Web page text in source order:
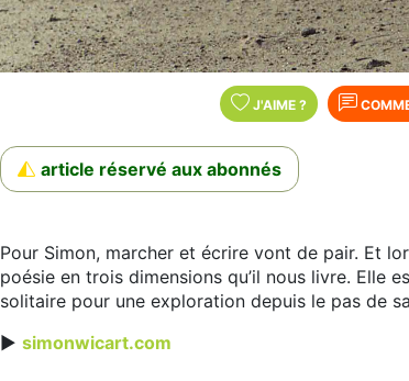
J'AIME ?
article réservé aux abonnés
Pour Simon, marcher et écrire vont de pair. Et
poésie en trois dimensions qu’il nous livre. Elle
solitaire pour une exploration depuis le pas de
► simonwicart.com